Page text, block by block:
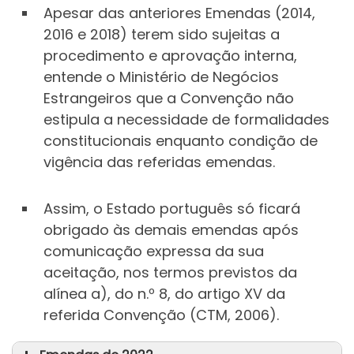
Decreto do
Presidente da República n.º 38/2023,
de 24 de abril
Resolução
da Assembleia da República n.º
83/2023, de 13 de julho
Decreto do
Presidente da República n.º 65/2023,
de 13 de julho
Resolução
da Assembleia da República n.º
28/2023, de 12 de abril
Decreto do
Presidente da República n.º 32/2023,
de 12 de abril
Apesar das anteriores Emendas (2014,
2016 e 2018) terem sido sujeitas a
procedimento e aprovação interna,
entende o Ministério de Negócios
Estrangeiros que a Convenção não
estipula a necessidade de formalidades
constitucionais enquanto condição de
vigência das referidas emendas.
Assim, o Estado português só ficará
obrigado às demais emendas após
comunicação expressa da sua
aceitação, nos termos previstos da
alínea a), do n.º 8, do artigo XV da
referida Convenção (CTM, 2006).